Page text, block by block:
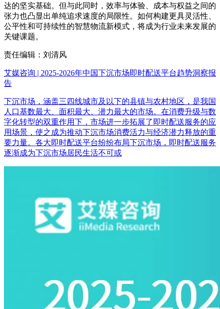
达的坚实基础。但与此同时，效率与体验、成本与权益之间的
张力也凸显出单纯追求速度的局限性。如何构建更具灵活性、
公平性和可持续性的智慧物流新模式，将成为行业未来发展的
关键课题。
责任编辑：刘清风
艾媒咨询 | 2025-2026年中国下沉市场即时配送平台趋势洞察报
告
下沉市场，涵盖三四线城市及以下的县镇与农村地区，是我国
人口基数最大、面积最大、潜力最大的市场。在消费升级与数
字化转型的双重作用下，市场进一步拓展了即时配送服务的应
用场景，使之成为推动下沉市场消费活力与经济潜力释放的重
要力量。各大即时配送平台纷纷布局下沉市场，即时配送服务
逐渐成为下沉市场居民生活不可或